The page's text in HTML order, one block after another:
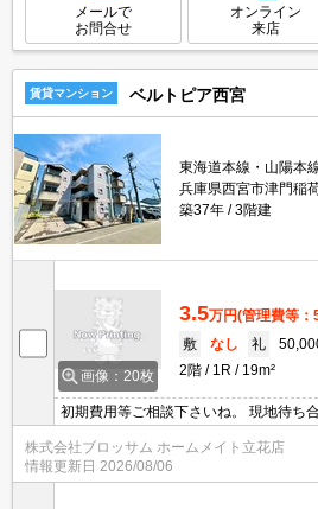
メールで
お問合せ
オンライン
来店
賃貸マンション ベルトピア西宮
東海道本線・山陽本
兵庫県西宮市津門稲
築37年
3階建
画像：20枚
3.5万円(管理費等：
敷
なし 礼
2階
1R 19m²
初期費用等ご相談下さいね。 現地待ち
カードで初期費用のお支払いが可能で
株式会社ブロッサム ホームメイト立花店
情報更新日 2026/08/06